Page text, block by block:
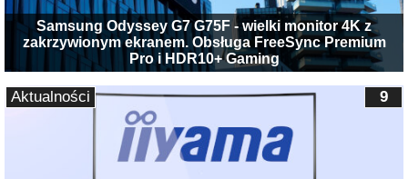
Samsung Odyssey G7 G75F - wielki monitor 4K z
zakrzywionym ekranem. Obsługa FreeSync Premium
Pro i HDR10+ Gaming
9
Aktualności